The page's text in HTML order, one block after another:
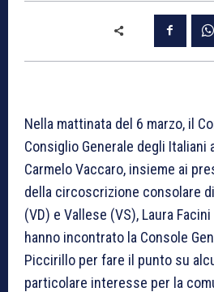
Nella mattinata del 6 marzo, il
Consiglio Generale degli Italiani
Carmelo Vaccaro, insieme ai
della circoscrizione consolare
(VD) e Vallese (VS), Laura
hanno incontrato la Console
Piccirillo per fare il punto su
particolare interesse per la